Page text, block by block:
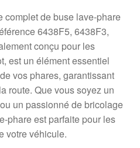
complet de buse lave-phare
6438F5, 6438F3,
conçu pour les
est un élément essentiel
vos phares, garantissant
route. Que vous soyez un
un passionné de bricolage
phare est parfaite pour les
votre véhicule.